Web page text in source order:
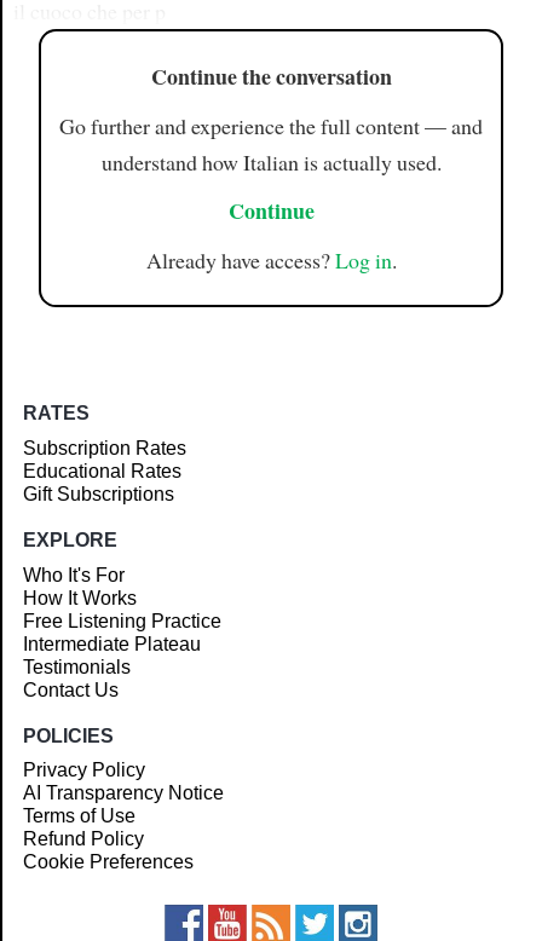
Continue the conversation
Go further and experience the full content — and
understand how Italian is actually used.
Continue
Already have access?Log in.
RATES
Subscription Rates
Educational Rates
Gift Subscriptions
EXPLORE
Who It's For
How It Works
Free Listening Practice
Intermediate Plateau
Testimonials
Contact Us
POLICIES
Privacy Policy
AI Transparency Notice
Terms of Use
Refund Policy
Cookie Preferences